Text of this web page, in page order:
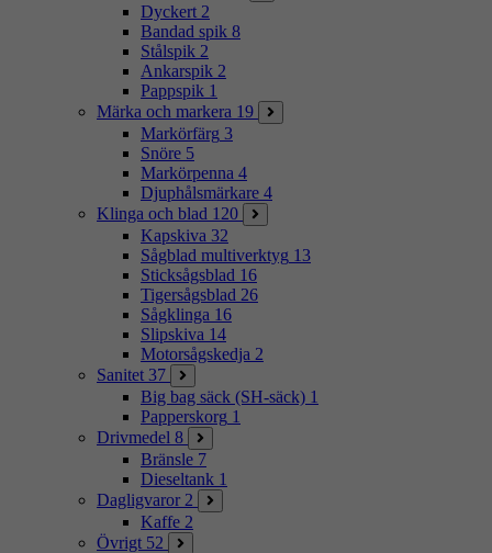
Dyckert 2
Bandad spik 8
Stålspik 2
Ankarspik 2
Pappspik 1
Märka och markera 19
Markörfärg 3
Snöre 5
Markörpenna 4
Djuphålsmärkare 4
Klinga och blad 120
Kapskiva 32
Sågblad multiverktyg 13
Sticksågsblad 16
Tigersågsblad 26
Sågklinga 16
Slipskiva 14
Motorsågskedja 2
Sanitet 37
Big bag säck (SH-säck) 1
Papperskorg 1
Drivmedel 8
Bränsle 7
Dieseltank 1
Dagligvaror 2
Kaffe 2
Övrigt 52